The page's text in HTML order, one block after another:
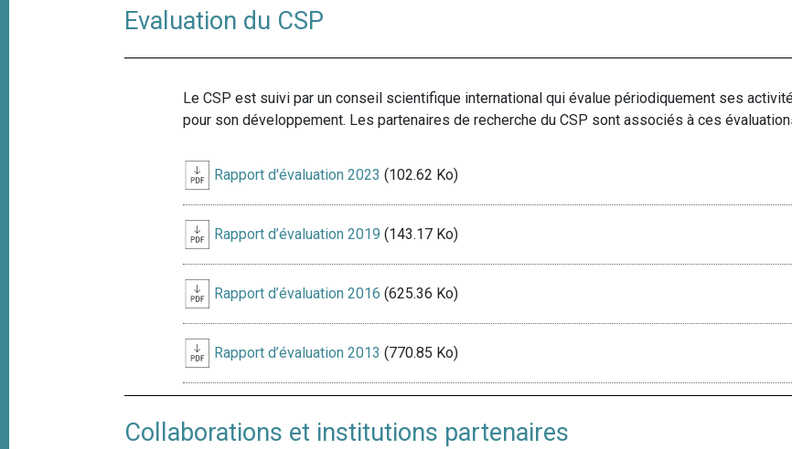
Evaluation du CSP
Le CSP est suivi par un conseil scientifique international qui évalue périodiquement ses
pour son développement. Les partenaires de recherche du CSP sont associés à ces
Rapport d'évaluation 2023 (102.62 Ko)
Rapport d’évaluation 2019 (143.17 Ko)
Rapport d’évaluation 2016 (625.36 Ko)
Rapport d’évaluation 2013 (770.85 Ko)
Collaborations et institutions partenaires